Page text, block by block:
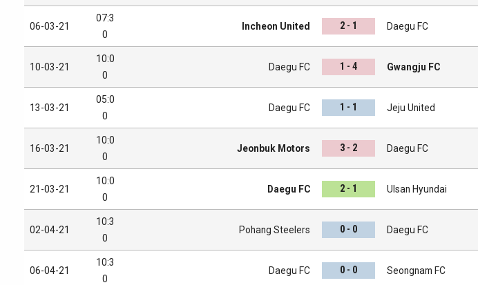
06-03-21
07:3
0
Incheon United 2 - 1 Daegu FC
10-03-21
10:0
0
Daegu FC 1 - 4 Gwangju FC
13-03-21
05:0
0
Daegu FC 1 - 1 Jeju United
16-03-21
10:0
0
Jeonbuk Motors 3 - 2 Daegu FC
21-03-21
10:0
0
Daegu FC 2 - 1 Ulsan Hyundai
02-04-21
10:3
0
Pohang Steelers 0 - 0 Daegu FC
06-04-21
10:3
0
Daegu FC 0 - 0 Seongnam FC